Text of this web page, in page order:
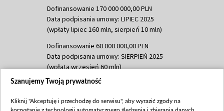
Dofinansowanie 170 000 000,00 PLN
Data podpisania umowy: LIPIEC 2025
(wpłaty lipiec 160 mln, sierpień 10 mln)
Dofinansowanie 60 000 000,00 PLN
Data podpisania umowy: SIERPIEŃ 2025
(wpłata wrzesień 60 mln)
Dofinansowanie 635 783 051,21 PLN
(wpłata wrzesień 100 mln, październik 350
Szanujemy Twoją prywatność
Kliknij "Akceptuję i przechodzę do serwisu", aby wyrazić zgody na